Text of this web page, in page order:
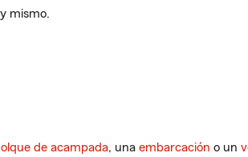
mismo.
de acampada, una embarcación o un